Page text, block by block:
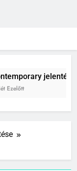
jelentése